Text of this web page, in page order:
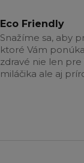
Eco Friendly
Snažíme sa, aby
ktoré Vám
zdravé nie len pre
miláčika ale aj